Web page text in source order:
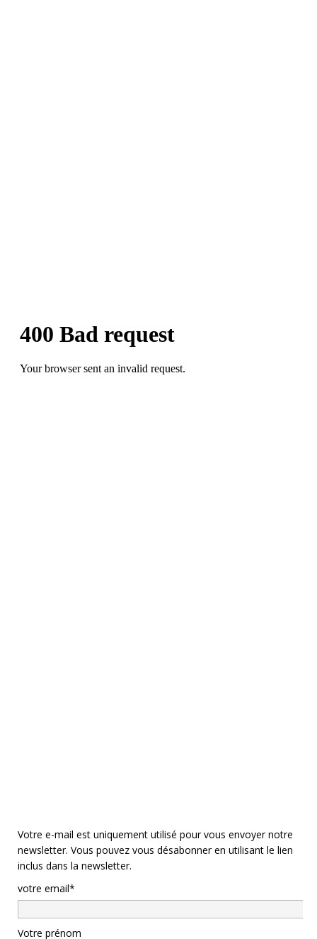
Votre e-mail est uniquement utilisé pour vous envoyer notre
newsletter. Vous pouvez vous désabonner en utilisant le lien
inclus dans la newsletter.
votre email*
Votre prénom